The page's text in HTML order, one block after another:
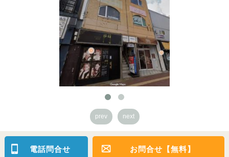
prev next
電話問合せ お問合せ【無料】